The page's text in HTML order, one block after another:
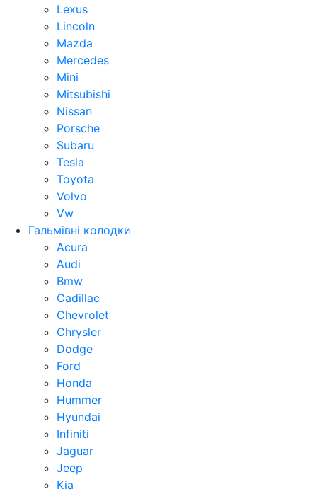
Lexus
Lincoln
Mazda
Mercedes
Mini
Mitsubishi
Nissan
Porsche
Subaru
Tesla
Toyota
Volvo
Vw
Гальмівні колодки
Acura
Audi
Bmw
Cadillac
Chevrolet
Chrysler
Dodge
Ford
Honda
Hummer
Hyundai
Infiniti
Jaguar
Jeep
Kia